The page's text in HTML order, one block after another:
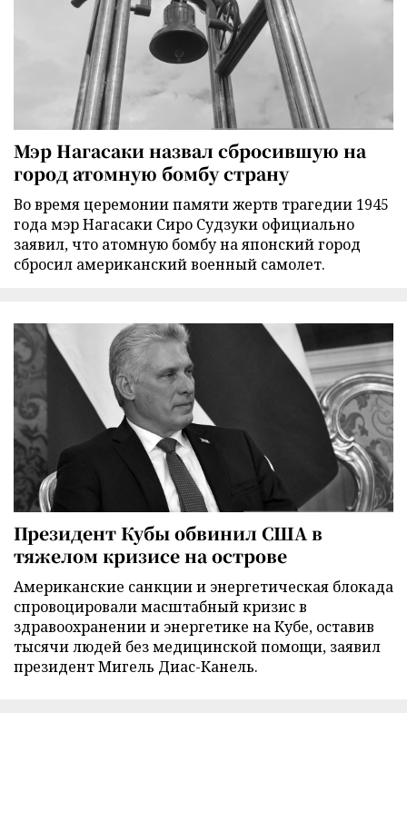
Мэр Нагасаки назвал сбросившую на
город атомную бомбу страну
Во время церемонии памяти жертв трагедии 1945
года мэр Нагасаки Сиро Судзуки официально
заявил, что атомную бомбу на японский город
сбросил американский военный самолет.
Президент Кубы обвинил США в
тяжелом кризисе на острове
Американские санкции и энергетическая блокада
спровоцировали масштабный кризис в
здравоохранении и энергетике на Кубе, оставив
тысячи людей без медицинской помощи, заявил
президент Мигель Диас-Канель.